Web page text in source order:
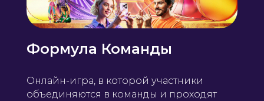
Формула Команды
Онлайн-игра, в которой участники
объединяются в команды и проходят